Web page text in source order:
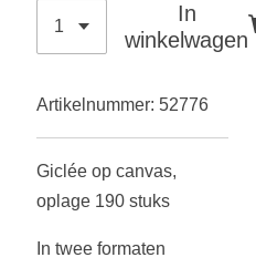
In
winkelwagen
Artikelnummer: 52776
Giclée op canvas,
oplage 190 stuks
In twee formaten